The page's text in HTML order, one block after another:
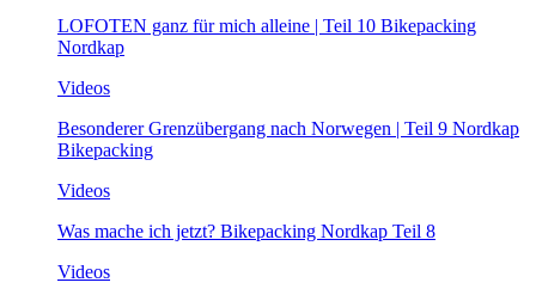
LOFOTEN ganz für mich alleine | Teil 10 Bikepacking
Nordkap
Videos
Besonderer Grenzübergang nach Norwegen | Teil 9 Nordkap
Bikepacking
Videos
Was mache ich jetzt? Bikepacking Nordkap Teil 8
Videos